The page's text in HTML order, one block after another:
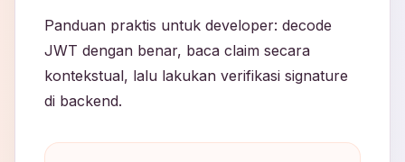
Panduan praktis untuk developer: decode
JWT dengan benar, baca claim secara
kontekstual, lalu lakukan verifikasi signature
di backend.